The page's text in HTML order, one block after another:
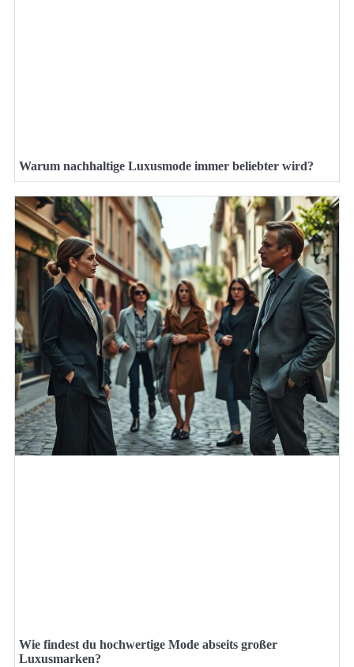
Warum nachhaltige Luxusmode immer beliebter wird?
Wie findest du hochwertige Mode abseits großer
Luxusmarken?